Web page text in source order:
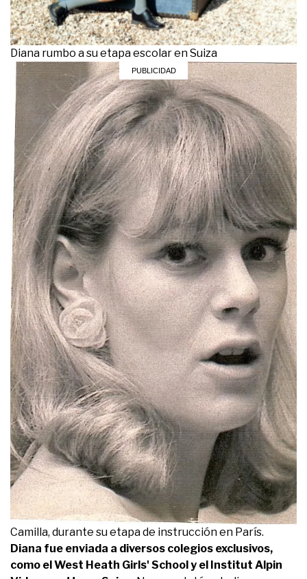
Diana rumbo a su etapa escolar en Suiza
Camilla, durante su etapa de instrucción en París.
Diana fue enviada a diversos colegios exclusivos,
como el West Heath Girls' School y el Institut Alpin